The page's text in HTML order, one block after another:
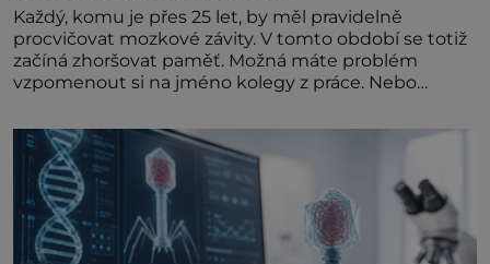
Každý, komu je přes 25 let, by měl pravidelně
procvičovat mozkové závity. V tomto období se totiž
začíná zhoršovat paměť. Možná máte problém
vzpomenout si na jméno kolegy z práce. Nebo
nedávno přečetli. Je to opravdu tak, s věkem jako
kdyby se paměť rozhodla stávkovat. Cvičte